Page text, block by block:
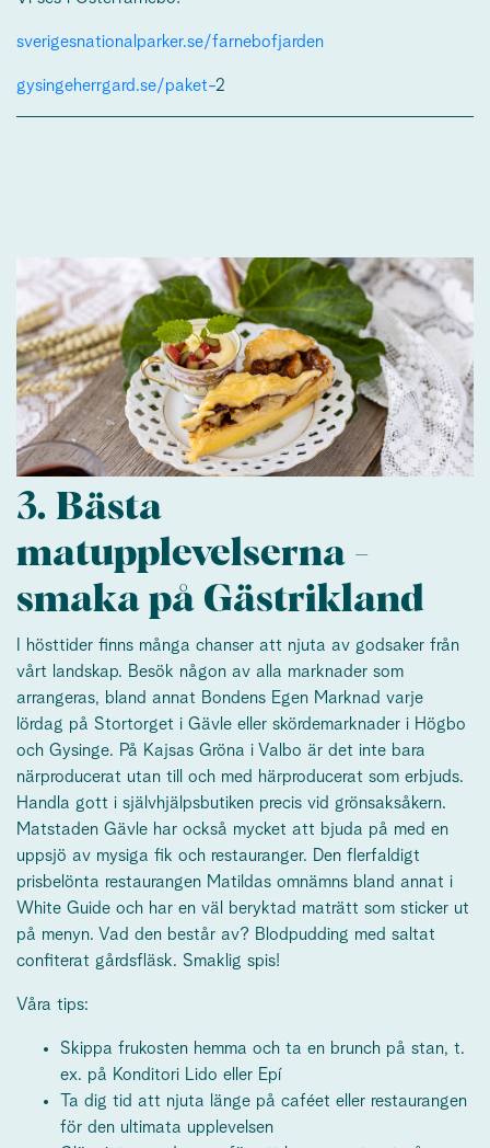
sverigesnationalparker.se/farnebofjarden
gysingeherrgard.se/paket-2
3. Bästa
matupplevelserna -
smaka på Gästrikland
I hösttider finns många chanser att njuta av godsaker från
vårt landskap. Besök någon av alla marknader som
arrangeras, bland annat Bondens Egen Marknad varje
lördag på Stortorget i Gävle eller skördemarknader i Högbo
och Gysinge. På Kajsas Gröna i Valbo är det inte bara
närproducerat utan till och med härproducerat som erbjuds.
Handla gott i självhjälpsbutiken precis vid grönsaksåkern.
Matstaden Gävle har också mycket att bjuda på med en
uppsjö av mysiga fik och restauranger. Den flerfaldigt
prisbelönta restaurangen Matildas omnämns bland annat i
White Guide och har en väl beryktad maträtt som sticker ut
på menyn. Vad den består av? Blodpudding med saltat
confiterat gårdsfläsk. Smaklig spis!
Våra tips:
Skippa frukosten hemma och ta en brunch på stan, t.
ex. på Konditori Lido eller Epí
Ta dig tid att njuta länge på caféet eller restaurangen
för den ultimata upplevelsen